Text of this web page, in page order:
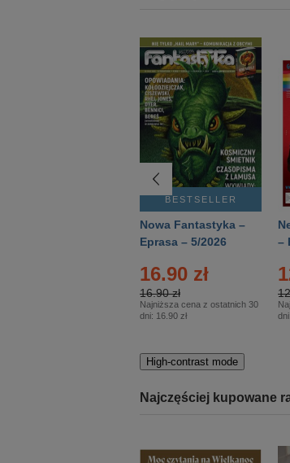
BESTSELLER
Nowa Fantastyka –
Eprasa – 5/2026
16.90 zł
16.90 zł
Najniższa cena z ostatnich 30
dni: 16.90 zł
–
dni:
High-contrast mode
Najczęściej kupowane